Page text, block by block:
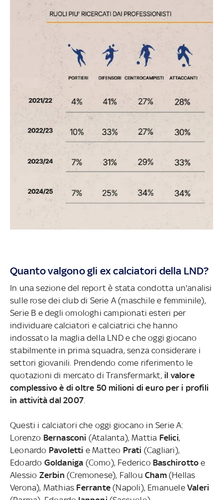
Quanto valgono gli ex calciatori della LND?
In una sezione del report è stata condotta un'analisi
sulle rose dei club di Serie A (maschile e femminile),
Serie B e degli omologhi campionati esteri per
individuare calciatori e calciatrici che hanno
indossato la maglia della LND e che oggi giocano
stabilmente in prima squadra, senza considerare i
settori giovanili. Prendendo come riferimento le
quotazioni di mercato di Transfermarkt, il valore
complessivo è di oltre 50 milioni di euro per i profili
in attività dal 2007.
Questi i calciatori che oggi giocano in Serie A:
Lorenzo Bernasconi (Atalanta), Mattia Felici,
Leonardo Pavoletti e Matteo Prati (Cagliari),
Edoardo Goldaniga (Como), Federico Baschirottoe
Alessio Zerbin(Cremonese), FallouCham(Hellas
Verona), Mathias Ferrante(Napoli), EmanueleValeri